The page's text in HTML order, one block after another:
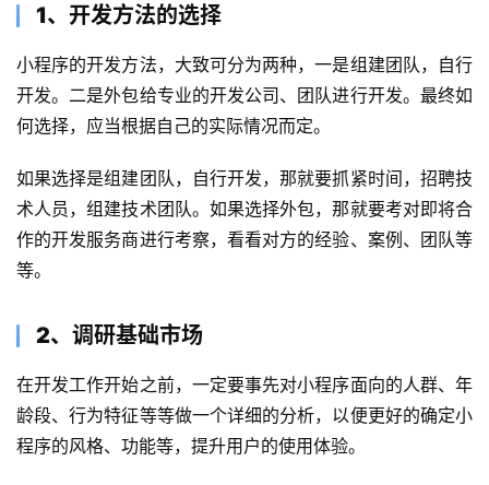
1、开发方法的选择
小程序的开发方法，大致可分为两种，一是组建团队，自行
开发。二是外包给专业的开发公司、团队进行开发。最终如
何选择，应当根据自己的实际情况而定。
如果选择是组建团队，自行开发，那就要抓紧时间，招聘技
术人员，组建技术团队。如果选择外包，那就要考对即将合
作的开发服务商进行考察，看看对方的经验、案例、团队等
等。
2、 调研基础市场
在开发工作开始之前，一定要事先对小程序面向的人群、年
龄段、行为特征等等做一个详细的分析，以便更好的确定小
程序的风格、功能等，提升用户的使用体验。